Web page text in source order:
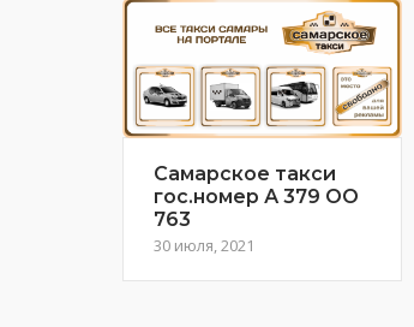
Самарское такси
гос.номер А 379 ОО
763
30 июля, 2021